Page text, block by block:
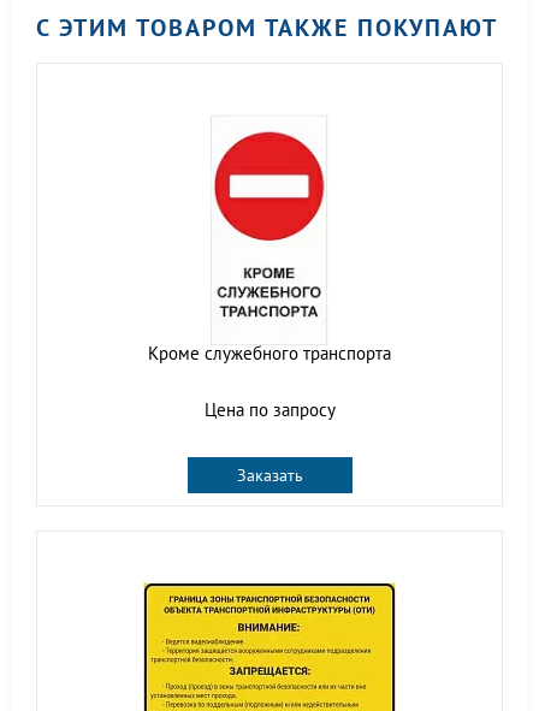
С ЭТИМ ТОВАРОМ ТАКЖЕ ПОКУПАЮТ
Кроме служебного транспорта
Цена по запросу
Заказать